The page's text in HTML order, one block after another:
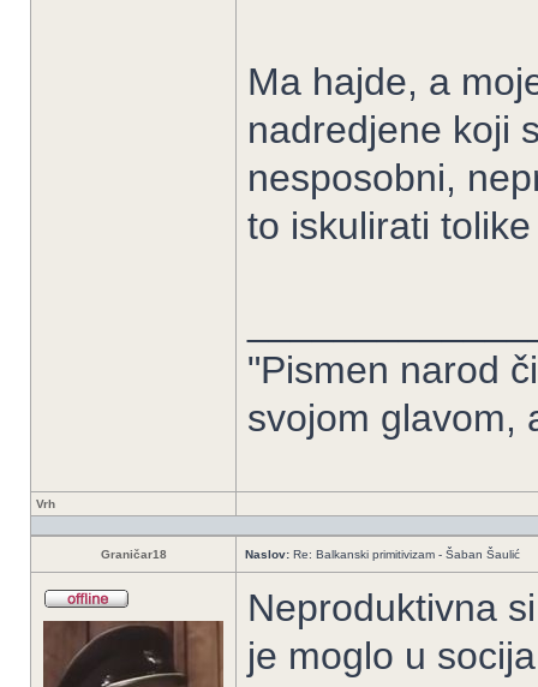
Ma hajde, a
nadredjene koji
nesposobni,
to iskulirati
"Pismen narod
svojom glavom,
Vrh
Graničar18 Naslov: Re: Balkanski primitivizam - Šaban Šaulić
Neproduktivna
je moglo u